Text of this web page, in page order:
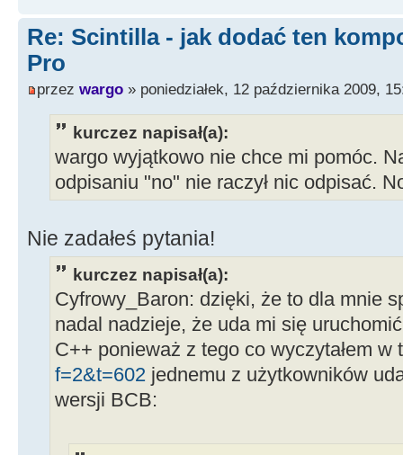
Re: Scintilla - jak dodać ten
Pro
przez wargo » poniedziałek, 12 października 2009,
kurczez napisał(a):
wargo wyjątkowo nie chce mi pomóc.
odpisaniu "no" nie raczył nic odpisać.
Nie zadałeś pytania!
kurczez napisał(a):
Cyfrowy_Baron: dzięki, że to dla mnie
nadal nadzieje, że uda mi się
C++ ponieważ z tego co wyczytałem
f=2&t=602 jednemu z użytkowników
wersji BCB: